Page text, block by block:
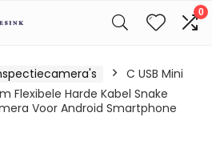
0
C USB Mini
Flexibele Harde Kabel Snake
Voor Android Smartphone